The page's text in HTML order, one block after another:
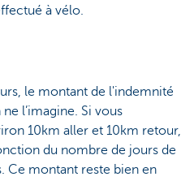
à vélo.
le montant de l'indemnité
l’imagine. Si vous
10km aller et 10km retour,
du nombre de jours de
Ce montant reste bien en